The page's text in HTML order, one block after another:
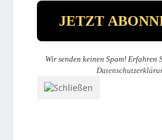
Wir senden keinen Spam! Erfahren